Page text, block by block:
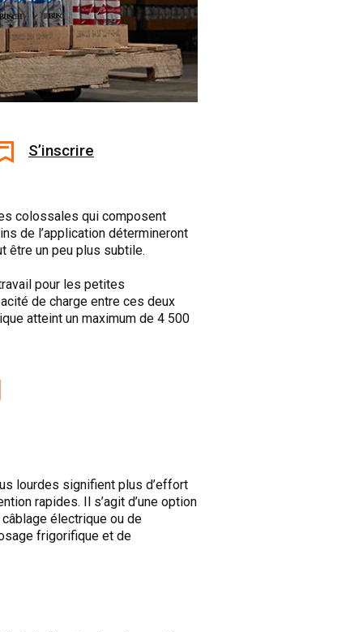
S’inscrire
colossales qui composent
de l’application détermineront
être un peu plus subtile.
pour les petites
de charge entre ces deux
atteint un maximum de 4 500
lourdes signifient plus d’effort
rapides. Il s’agit d’une option
électrique ou de
frigorifique et de